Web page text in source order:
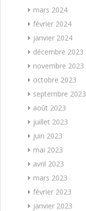
mars 2024
février 2024
janvier 2024
décembre 2023
novembre 2023
octobre 2023
septembre 2023
août 2023
juillet 2023
juin 2023
mai 2023
avril 2023
mars 2023
février 2023
janvier 2023